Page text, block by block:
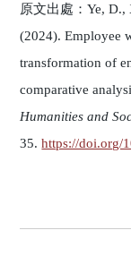
原文出處：Ye, D.,
(2024). Employee
transformation of
comparative
Humanities and
35.https://doi.org/